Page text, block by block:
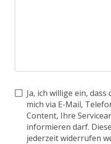
Ja, ich willige ein, dass
mich via E-Mail,
Content, Ihre
informieren darf.
jederzeit widerrufen